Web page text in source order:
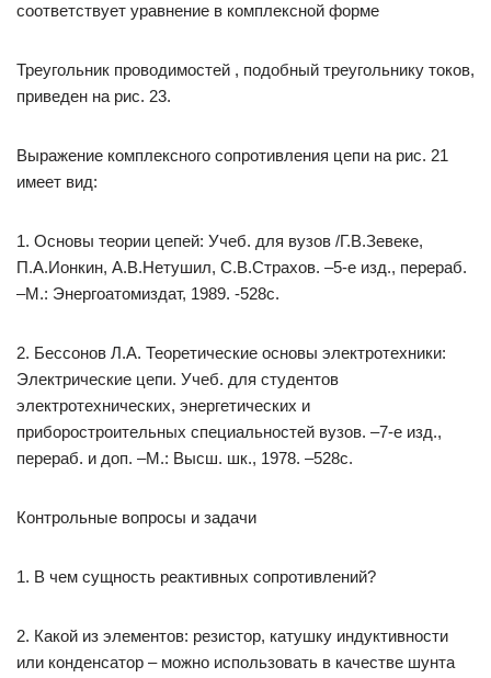
соответствует уравнение в комплексной форме
Треугольник проводимостей , подобный треугольнику токов,
приведен на рис. 23.
Выражение комплексного сопротивления цепи на рис. 21
имеет вид:
1. Основы теории цепей: Учеб. для вузов /Г.В.Зевеке,
П.А.Ионкин, А.В.Нетушил, С.В.Страхов. –5-е изд., перераб.
–М.: Энергоатомиздат, 1989. -528с.
2. Бессонов Л.А. Теоретические основы электротехники:
Электрические цепи. Учеб. для студентов
электротехнических, энергетических и
приборостроительных специальностей вузов. –7-е изд.,
перераб. и доп. –М.: Высш. шк., 1978. –528с.
Контрольные вопросы и задачи
1. В чем сущность реактивных сопротивлений?
2. Какой из элементов: резистор, катушку индуктивности
или конденсатор – можно использовать в качестве шунта